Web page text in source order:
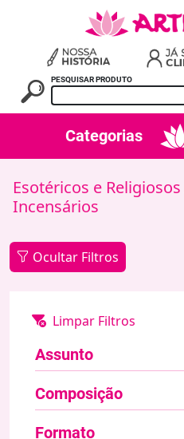
PESQUISAR PRODUTO
Categorias
Esotéricos e Religiosos
Incensários
Ocultar Filtros
Assunto
Composição
Formato